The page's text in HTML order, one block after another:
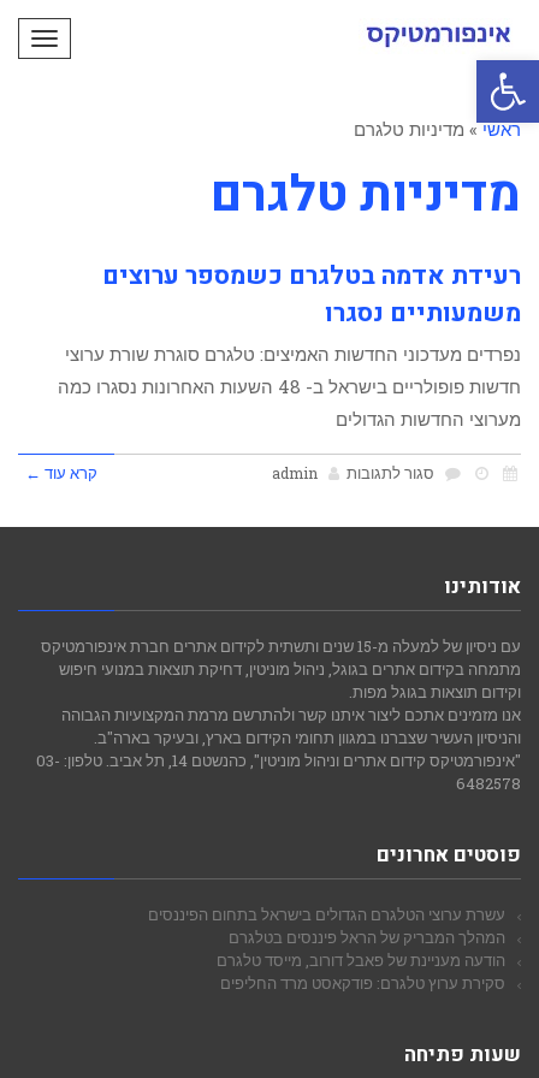
פתח סרגל נגישות
ראשי » מדיניות טלגרם
מדיניות טלגרם
רעידת אדמה בטלגרם כשמספר ערוצים
משמעותיים נסגרו
נפרדים מעדכוני החדשות האמיצים: טלגרם סוגרת שורת ערוצי
חדשות פופולריים בישראל ב- 48 השעות האחרונות נסגרו כמה
מערוצי החדשות הגדולים
סגור לתגובותעל
כשמספר
ערוצים
נסגרו
admin קרא עוד ←
אודותינו
עם ניסיון של למעלה מ-15 שנים ותשתית לקידום אתרים חברת אינפורמטיקס
מתמחה בקידום אתרים בגוגל, ניהול מוניטין, דחיקת תוצאות במנועי חיפוש
וקידום תוצאות בגוגל מפות.
אנו מזמינים אתכם ליצור איתנו קשר ולהתרשם מרמת המקצועיות הגבוהה
והניסיון העשיר שצברנו במגוון תחומי הקידום בארץ, ובעיקר בארה"ב.
"אינפורמטיקס קידום אתרים וניהול מוניטין", כהנשטם 14, תל אביב. טלפון: 03-
6482578
פוסטים אחרונים
עשרת ערוצי הטלגרם הגדולים בישראל בתחום הפיננסים
המהלך המבריק של הראל פיננסים בטלגרם
הודעה מעניינת של פאבל דורוב, מייסד טלגרם
סקירת ערוץ טלגרם: פודקאסט מרד החליפים
שעות פתיחה